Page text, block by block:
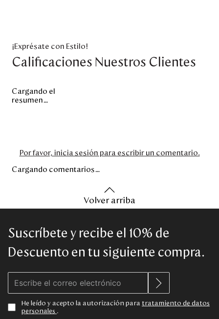
¡Exprésate con Estilo!
Calificaciones Nuestros Clientes
Cargando el
resumen…
Por favor, inicia sesión para escribir un comentario.
Cargando comentarios…
Volver arriba
Suscríbete y recibe el 10% de
Descuento en tu siguiente compra.
He leído y acepto la autorización para tratamiento de datos
personales .